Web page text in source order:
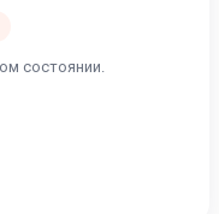
состоянии.